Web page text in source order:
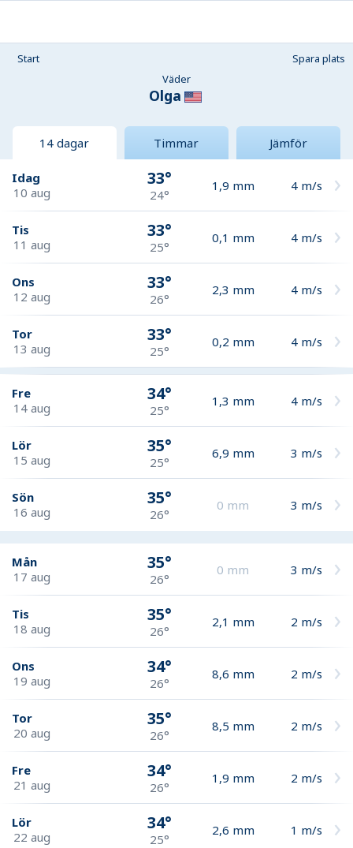
Start
Spara plats
Väder
Olga
14 dagar Timmar Jämför
Idag
10 aug
33°
24°
1,9 mm 4 m/s
Tis
11 aug
33°
25°
0,1 mm 4 m/s
Ons
12 aug
33°
26°
2,3 mm 4 m/s
Tor
13 aug
33°
25°
0,2 mm 4 m/s
Fre
14 aug
34°
25°
1,3 mm 4 m/s
Lör
15 aug
35°
25°
6,9 mm 3 m/s
Sön
16 aug
35°
26°
0 mm 3 m/s
Mån
17 aug
35°
26°
0 mm 3 m/s
Tis
18 aug
35°
26°
2,1 mm 2 m/s
Ons
19 aug
34°
26°
8,6 mm 2 m/s
Tor
20 aug
35°
26°
8,5 mm 2 m/s
Fre
21 aug
34°
26°
1,9 mm 2 m/s
Lör
22 aug
34°
25°
2,6 mm 1 m/s